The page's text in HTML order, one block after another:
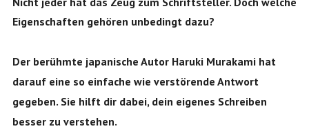
Eigenschaften gehören unbedingt dazu?
Der berühmte japanische Autor Haruki Murakami hat
darauf eine so einfache wie verstörende Antwort
gegeben. Sie hilft dir dabei, dein eigenes Schreiben
besser zu verstehen.